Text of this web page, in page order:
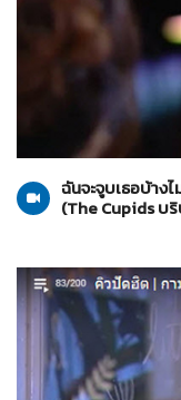
20-03-2560
ฉันจะจูบเธอบ้าง
(The Cupids บ